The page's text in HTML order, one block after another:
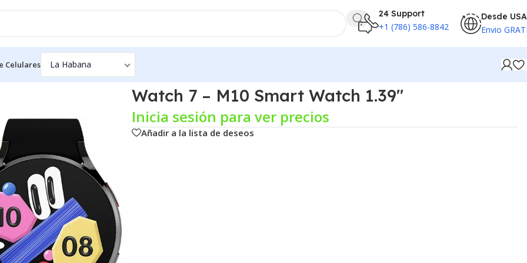
24 Support
+1 (786) 586-8842
Desde USA
Envio
Celulares
Smart Watch 1.39″
Watch 7 – M10 Smart Watch 1.39″
Inicia sesión para ver precios
Añadir a la lista de deseos